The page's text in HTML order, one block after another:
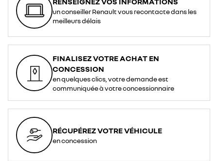
un conseiller Renault vous recontacte dans les
meilleurs délais
FINALISEZ VOTRE ACHAT EN
CONCESSION
en quelques clics, votre demande est
communiquée à votre concessionnaire
RÉCUPÉREZ VOTRE VÉHICULE
en concession